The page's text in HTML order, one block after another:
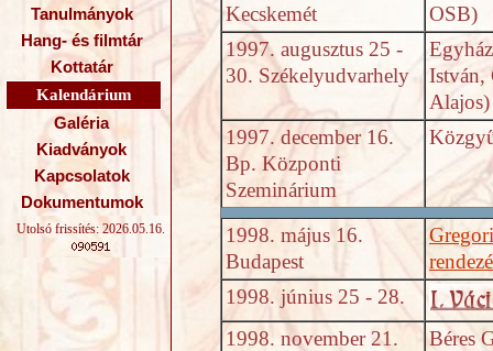
Tanulmányok
Hang- és filmtár
Kottatár
Kalendárium
Galéria
Kiadványok
Kapcsolatok
Dokumentumok
Utolsó frissítés: 2026.05.16.
Kecskemét
OSB)
1997. augusztus 25 -
30. Székelyudvarhely
István,
Alajos)
1997. december 16.
Bp. Központi
Szeminárium
1998. május 16.
Budapest
1998. június 25 - 28.
1998. november 21.
Béres